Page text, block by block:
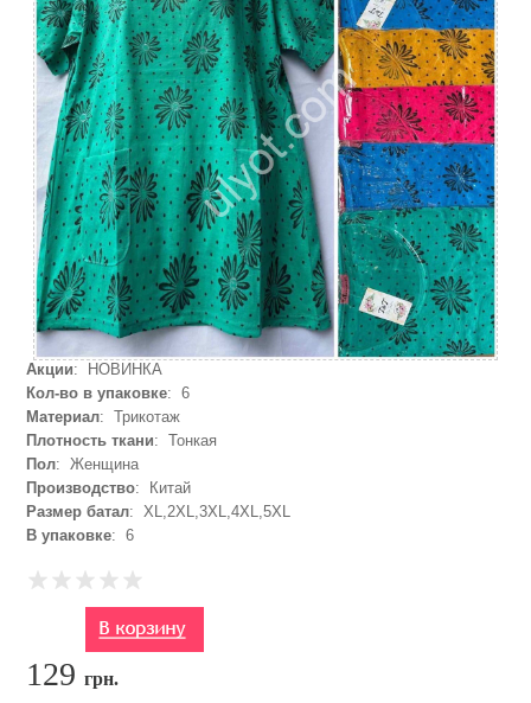
Акции: НОВИНКА
Кол-во в упаковке: 6
Материал: Трикотаж
Плотность ткани: Тонкая
Пол: Женщина
Производство: Китай
Размер батал: XL,2XL,3XL,4XL,5XL
В упаковке: 6
129грн.